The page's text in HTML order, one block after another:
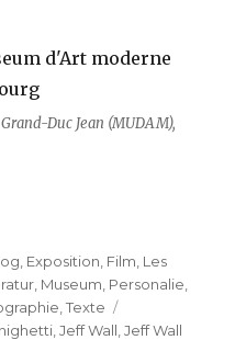
Duc Jean (MUDAM),
Exposition Film Les
Museum Personalie
,Texte
,Jeff Wall ,Jeff Wall